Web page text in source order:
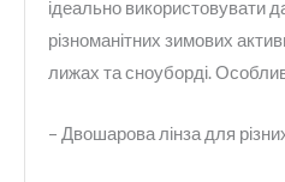
ідеально використовувати
різноманітних зимових
лижах та сноуборді.
– Двошарова лінза для